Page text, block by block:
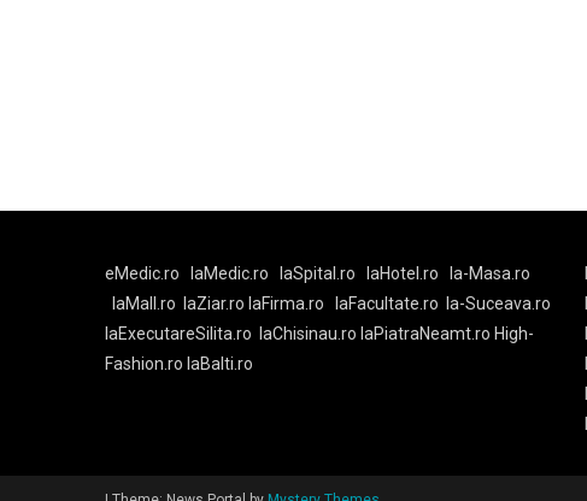
eMedic.ro laMedic.ro laSpital.ro laHotel.ro
la-Masa.ro
laMall.ro
laZiar.ro laFirma.ro laFacultate.ro
la-Suceava.ro
laExecutareSilita.ro
laChisinau.ro laPiatraNeamt.ro High-
Fashion.ro laBalti.ro